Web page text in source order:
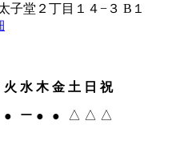
子堂２丁目１４−３ B１
火 水 木 金 土 日 祝
● ー ● ● △ △ △